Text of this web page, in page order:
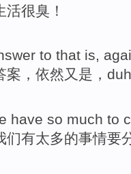
活很臭 ！
to that is,
案，依然又是，
have so much to
们有太多的事情要